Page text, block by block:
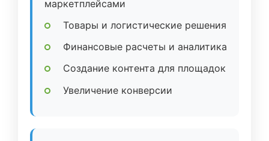
маркетплейсами
Товары и логистические решения
Финансовые расчеты и аналитика
Создание контента для площадок
Увеличение конверсии